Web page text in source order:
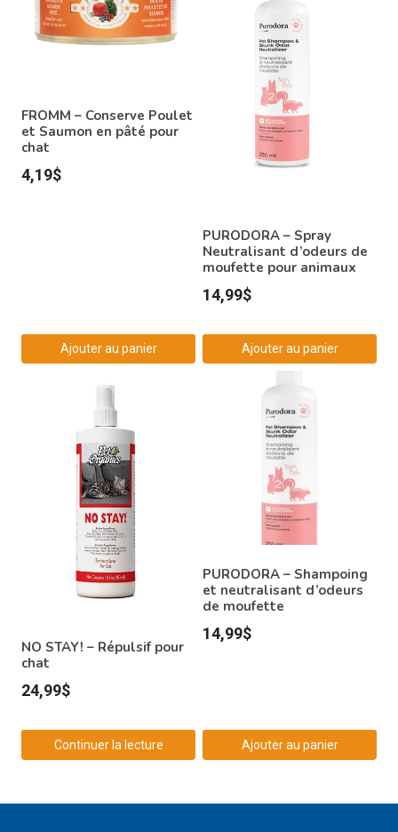
FROMM – Conserve Poulet
et Saumon en pâté pour
chat
4,19$
Ajouter au panier
PURODORA – Spray
Neutralisant d’odeurs de
moufette pour animaux
14,99$
Ajouter au panier
NO STAY! – Répulsif pour
chat
24,99$
Continuer la lecture
PURODORA – Shampoing
et neutralisant d’odeurs
de moufette
14,99$
Ajouter au panier